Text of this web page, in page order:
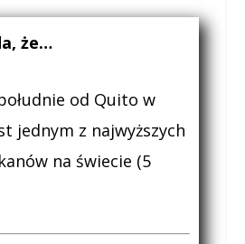
że…
od Quito w
jednym z najwyższych
na świecie (5